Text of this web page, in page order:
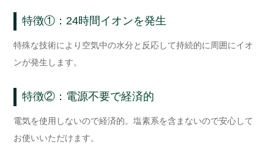
特徴①：24時間イオンを発生
特殊な技術により空気中の水分と反応して持続的に周囲にイオ
ンが発生します。
特徴②：電源不要で経済的
電気を使用しないので経済的。塩素系を含まないので安心して
お使いいただけます。